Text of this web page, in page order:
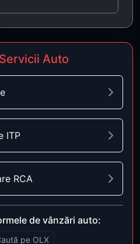
Auto
ITP
RCA
de vânzări auto:
pe OLX